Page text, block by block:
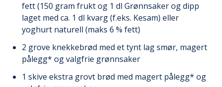
fett (150 gram frukt og 1 dl Grønnsaker og dipp
laget med ca. 1 dl kvarg (f.eks. Kesam) eller
yoghurt naturell (maks 6 % fett)
2 grove knekkebrød med et tynt lag smør, magert
pålegg* og valgfrie grønnsaker
1 skive ekstra grovt brød med magert pålegg* og